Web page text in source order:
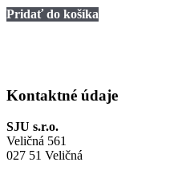
bola:
7,50 €.
je:
4,50 €.
Pridať do košíka
Kontaktné údaje
SJU s.r.o.
Veličná 561
027 51 Veličná